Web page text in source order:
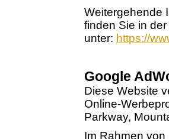
Weitergehende
finden Sie in
unter: https://
Google
Diese Website
Online-
Parkway,
Im Rahmen